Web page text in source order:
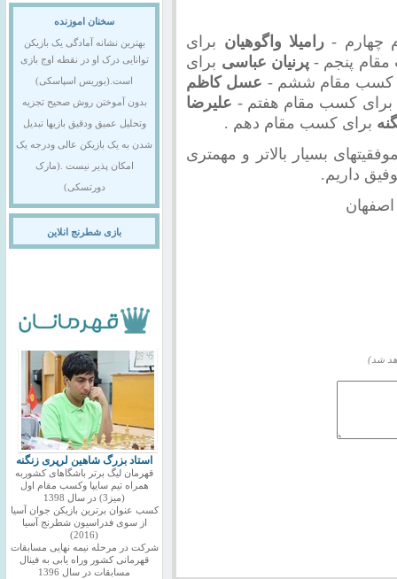
- رامیلا واگوهیان برای
پنجم -پرنیان عباسی برای
کسب مقام ششم - عسل کاظم
برای کسب مقام هفتم - علیرضا
برای کسب مقام دهم .
بسیار بالاتر و مهمتری
داریم.
شد)
سخنان اموزنده
بهترین نشانه آمادگی یک بازیکن
توانایی درک او در نقطه اوج بازی
است.(بوریس اسپاسکی)
بدون آموختن روش صحیح تجزیه
وتحلیل عمیق ودقیق بازیها تبدیل
شدن به یک بازیکن عالی ودرجه یک
امکان پذیر نیست .(مارک
دورتسکی)
بازی شطرنج انلاین
استاد بزرگ شاهین لرپری زنگنه
قهرمان لیگ برتر باشگاهای کشوربه
همراه تیم سایپا وکسب مقام اول
(میز3) در سال 1398
کسب عنوان برترین بازیکن جوان آسیا
از سوی فدراسیون شطرنج آسیا
(2016)
شرکت در مرحله نیمه نهایی مسابقات
قهرمانی کشور وراه یابی به فینال
مسابقات در سال 1396